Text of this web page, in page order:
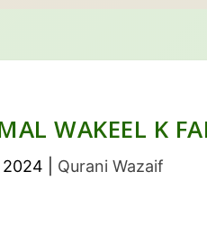
WAKEEL K
2024 Qurani Wazaif